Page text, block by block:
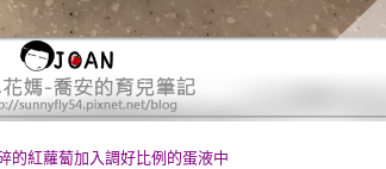
的紅蘿蔔加入調好比例的蛋液中